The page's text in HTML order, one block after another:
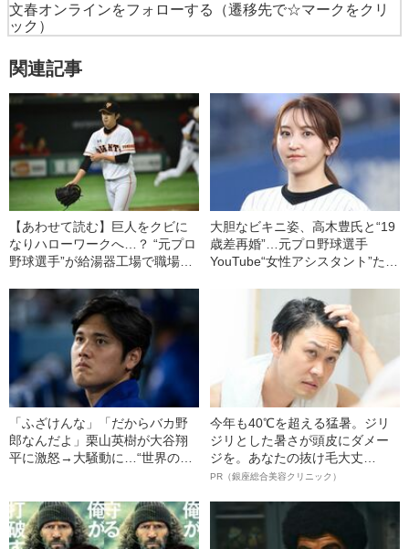
文春オンラインをフォローする
（遷移先で☆マークをクリ
ック）
関連記事
【あわせて読む】巨人をクビに
なりハローワークへ…？ “元プロ
野球選手”が給湯器工場で職場仲
大胆なビキニ姿、高木豊氏と“19
歳差再婚”…元プロ野球選手
YouTube“女性アシスタント”たち
「ふざけんな」「だからバカ野
郎なんだよ」栗山英樹が大谷翔
平に激怒→大騒動に…“世界のオ
今年も40℃を超える猛暑。ジリ
ジリとした暑さが頭皮にダメー
ジを。あなたの抜け毛大丈
夫！？
PR（銀座総合美容クリニック）